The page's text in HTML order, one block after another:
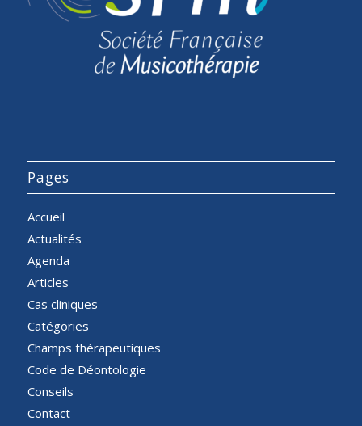
Pages
Accueil
Actualités
Agenda
Articles
Cas cliniques
Catégories
Champs thérapeutiques
Code de Déontologie
Conseils
Contact